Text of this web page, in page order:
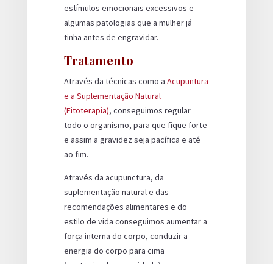
estímulos emocionais excessivos e
algumas patologias que a mulher já
tinha antes de engravidar.
Tratamento
Através da técnicas como a Acupuntura
e a Suplementação Natural
(Fitoterapia), conseguimos regular
todo o organismo, para que fique forte
e assim a gravidez seja pacífica e até
ao fim.
Através da acupunctura, da
suplementação natural e das
recomendações alimentares e do
estilo de vida conseguimos aumentar a
força interna do corpo, conduzir a
energia do corpo para cima